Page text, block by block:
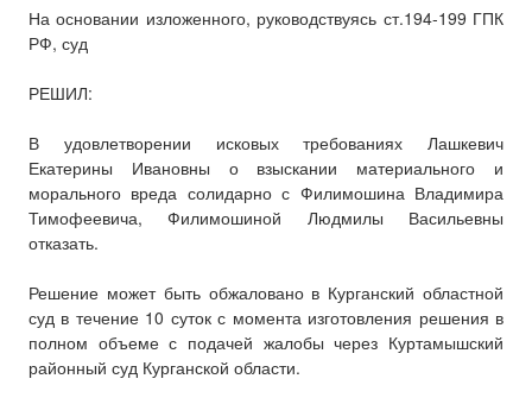
На основании изложенного, руководствуясь ст.194-199 ГПК
РФ, суд
РЕШИЛ:
В удовлетворении исковых требованиях Лашкевич
Екатерины Ивановны о взыскании материального и
морального вреда солидарно с Филимошина Владимира
Тимофеевича, Филимошиной Людмилы Васильевны
отказать.
Решение может быть обжаловано в Курганский областной
суд в течение 10 суток с момента изготовления решения в
полном объеме с подачей жалобы через Куртамышский
районный суд Курганской области.